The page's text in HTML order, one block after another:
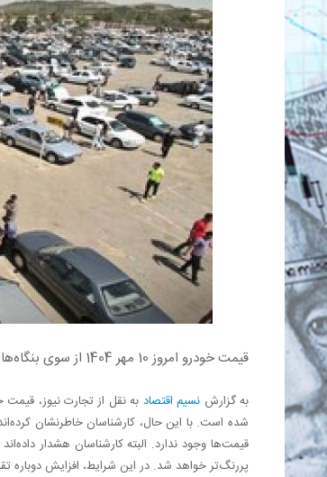
قیمت خودرو امروز 10 مهر 1404 از سوی بنگاه‌های معاملاتی اعلام شد.
به گزارش نسیم اقتصاد
شده است. با این حال، کارشناسان خاطرنشان
قیمت‌ها وجود ندارد. البته کارشناسان هشدار
پررنگ‌تر خواهد شد. در این شرایط، افزایش دوباره‌